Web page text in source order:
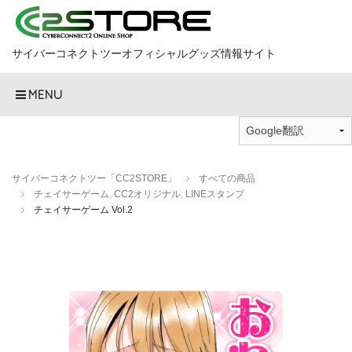
サイバーコネクトツーオフィシャルグッズ情報サイト
MENU
サイバーコネクトツー「CC2STORE」
すべての商品
チェイサーゲーム, CC2オリジナル, LINEスタンプ
チェイサーゲーム Vol.2